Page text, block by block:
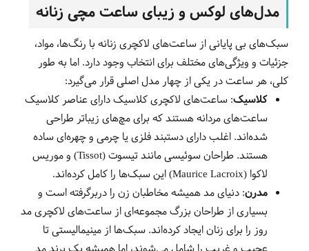
مدل‌های لوکس و زیبای ساعت مچی زنانه
سبک‌های بی پایانی از ساعت‌های لاکچری زنانه با رنگ‌ها، مواد،
جزئیات و ویژگی‌های مختلف برای انتخاب وجود دارد. اما به طور
کلی، هر ساعت در یکی از چهار مدل اصلی قرار می‌گیرد:
کلاسیک: ساعت‌های لاکچری کلاسیک دارای عناصر کلاسیک
ساعت‌های مردانه هستند که برای مچ‌های زیباتر طراحی
شده‌اند. اغلب دارای دستبند فلزی یا چرمی و چهره‌ای ساده
هستند. طراحان سوئیسی مانند تیسوت (Tissot) و موریس
لاکوا (Maurice Lacroix) این سبک‌ها را کامل کرده‌اند.
مدرن: دنیای مد همیشه مخاطبان زن را دربرگرفته است و
بسیاری از طراحان بزرگ مجموعه‌ای از ساعت‌های لاکچری مد
روز را برای زنان ایجاد کرده‌اند. سبک‌ها از مینیمالیستی تا